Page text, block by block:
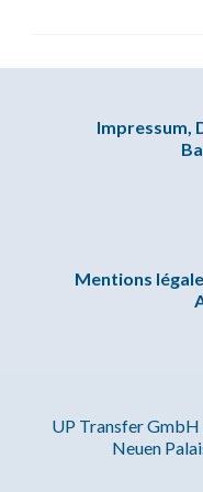
Impressum,
Mentions
UP Transfer
Neuen